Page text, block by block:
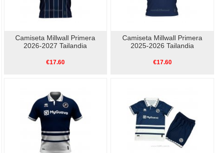
Camiseta Millwall Primera
2026-2027 Tailandia
€17.60
Camiseta Millwall Primera
2025-2026 Tailandia
€17.60